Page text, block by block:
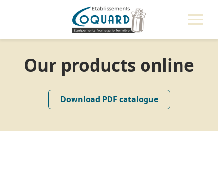
Our products online
Download PDF catalogue